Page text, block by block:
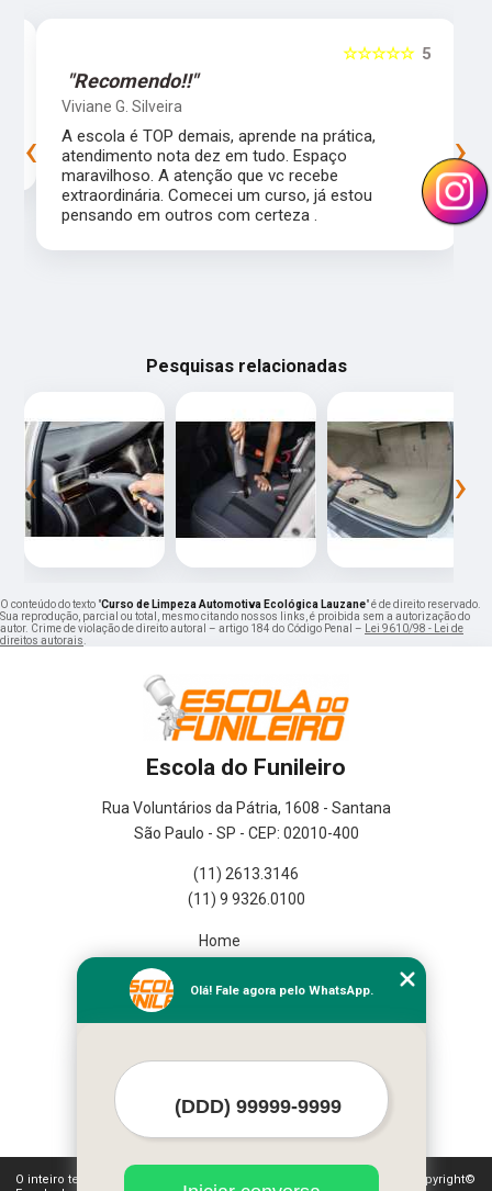
5
☆☆☆☆☆
"Recomendo!!"
Viviane G. Silveira
A escola é TOP demais, aprende na prática,
atendimento nota dez em tudo. Espaço
maravilhoso. A atenção que vc recebe
extraordinária. Comecei um curso, já estou
pensando em outros com certeza .
‹ ›
Pesquisas relacionadas
‹ ›
O conteúdo do texto "Curso de Limpeza Automotiva Ecológica Lauzane" é de direito reservado.
Sua reprodução, parcial ou total, mesmo citando nossos links, é proibida sem a autorização do
autor. Crime de violação de direito autoral – artigo 184 do Código Penal – Lei 9610/98 - Lei de
direitos autorais.
Escola do Funileiro
Rua Voluntários da Pátria, 1608 - Santana
São Paulo - SP - CEP: 02010-400
(11) 2613.3146
(11) 9 9326.0100
Home
Missão
Mapa do site
O inteiro teor deste site está sujeito à proteção de direitos autorais. Copyright©
Olá! Fale agora pelo WhatsApp.